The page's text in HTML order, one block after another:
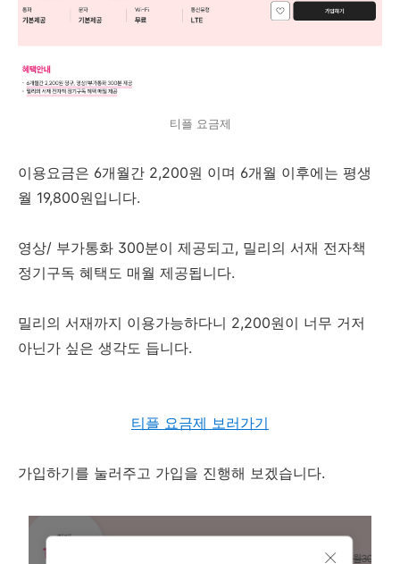
티플 요금제
이용요금은 6개월간 2,200원 이며 6개월 이후에는 평생
월 19,800원입니다.
영상/ 부가통화 300분이 제공되고, 밀리의 서재 전자책
정기구독 혜택도 매월 제공됩니다.
밀리의 서재까지 이용가능하다니 2,200원이 너무 거저
아닌가 싶은 생각도 듭니다.
티플 요금제 보러가기
가입하기를 눌러주고 가입을 진행해 보겠습니다.